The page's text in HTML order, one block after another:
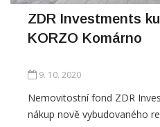
KORZO Komárno
9. 10. 2020
Nemovitostní fond ZDR
nemovitost na Slovensku,
KORZO Komárno je